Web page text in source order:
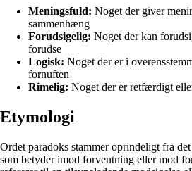
Meningsfuld: Noget der giver
sammenhæng
Forudsigelig: Noget der kan
forudse
Logisk: Noget der er i
fornuften
Rimelig: Noget der er retfærdigt
Etymologi
Ordet paradoks stammer oprindeligt fra
som betyder imod forventning eller mod